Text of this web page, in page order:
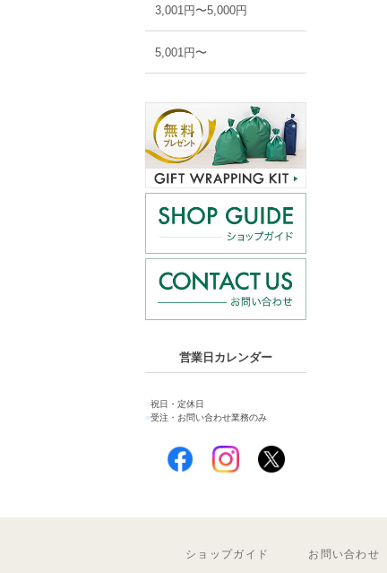
3,001円〜5,000円
5,001円〜
営業日カレンダー
祝日・定休日
■受注・お問い合わせ業務のみ
ショップガイド お問い合わせ